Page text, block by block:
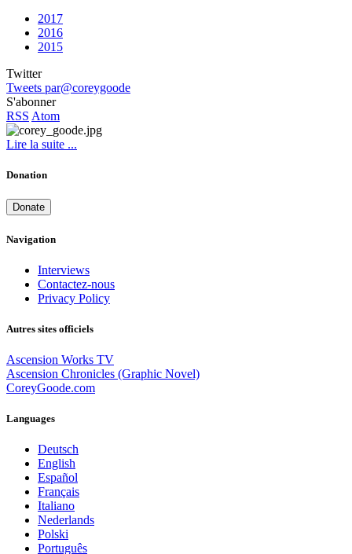
2017
2016
2015
Twitter
Tweets par@coreygoode
S'abonner
RSS Atom
Lire la suite ...
Donation
Donate
Navigation
Interviews
Contactez-nous
Privacy Policy
Autres sites officiels
Ascension Works TV
Ascension Chronicles (Graphic Novel)
CoreyGoode.com
Languages
Deutsch
English
Español
Français
Italiano
Nederlands
Polski
Português